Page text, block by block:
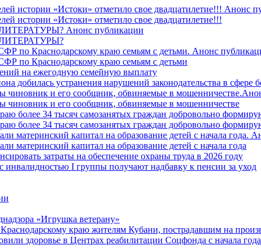
истории «Истоки» отметило свое двадцатилетие!!! Анонс
истории «Истоки» отметило свое двадцатилетие!!!
Анонс публикации
по Краснодарскому краю семьям с детьми. Анонс
по Краснодарскому краю семьям с детьми
на ежегодную семейную выплату
добилась устранения нарушений законодательства в сфере
чиновник и его сообщник, обвиняемые в
чиновник и его сообщник, обвиняемые в мошенничестве
более 34 тысяч самозанятых граждан добровольно
более 34 тысяч самозанятых граждан добровольно
материнский капитал на образование детей с начала года.
материнский капитал на образование детей с начала года
затраты на обеспечение охраны труда в 2026 году
инвалидностью I группы получают надбавку к пенсии за уход
«Игрушка ветерану»
краю жителям Кубани, пострадавшим на
здоровье в Центрах реабилитации Соцфонда с начала